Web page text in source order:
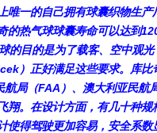
唯一的自己拥有球囊织物生
的热气球球囊寿命可以达到
的目的是为了载客、空中观
）正好满足这些要求。库
航局（FAA）、澳大利亚民
翔。在设计方面，有几十种
使得驾驶更加容易，安全系